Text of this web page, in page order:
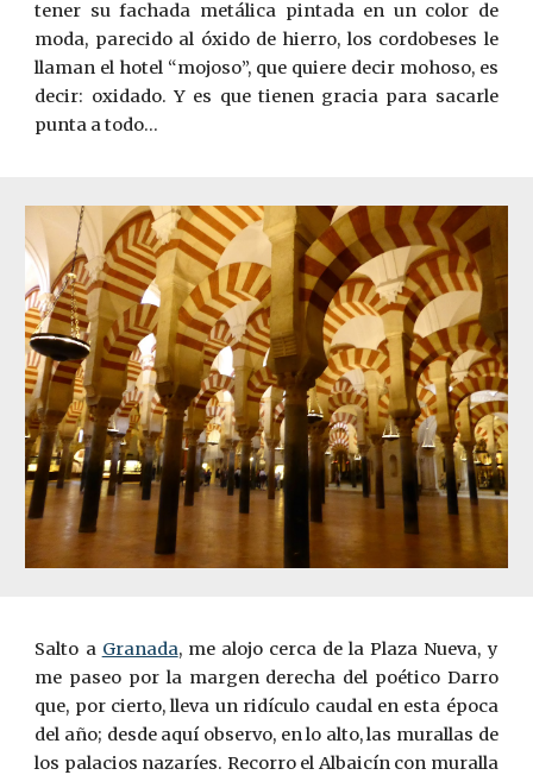
tener su fachada metálica pintada en un color de
moda, parecido al óxido de hierro, los cordobeses le
llaman el hotel “mojoso”, que quiere decir mohoso, es
decir: oxidado. Y es que tienen gracia para sacarle
punta a todo...
Salto a Granada, me alojo cerca de la Plaza Nueva, y
me paseo por la margen derecha del poético Darro
que, por cierto, lleva un ridículo caudal en esta época
del año; desde aquí observo, en lo alto, las murallas de
los palacios nazaríes. Recorro el Albaicín con muralla